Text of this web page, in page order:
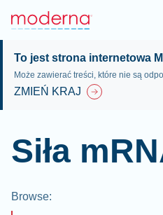
To jest strona internetowa
Może zawierać treści, które nie są
ZMIEŃ KRAJ
Siła
Browse: